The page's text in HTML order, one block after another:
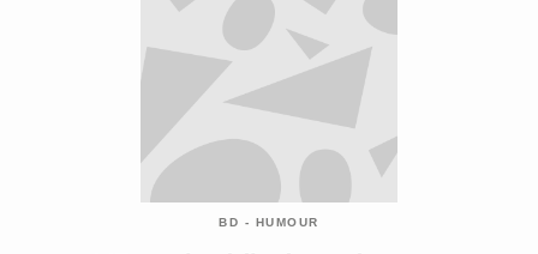
BD - HUMOUR